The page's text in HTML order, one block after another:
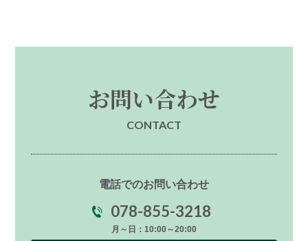
お問い合わせ
CONTACT
電話でのお問い合わせ
078-855-3218
月～日：10:00～20:00